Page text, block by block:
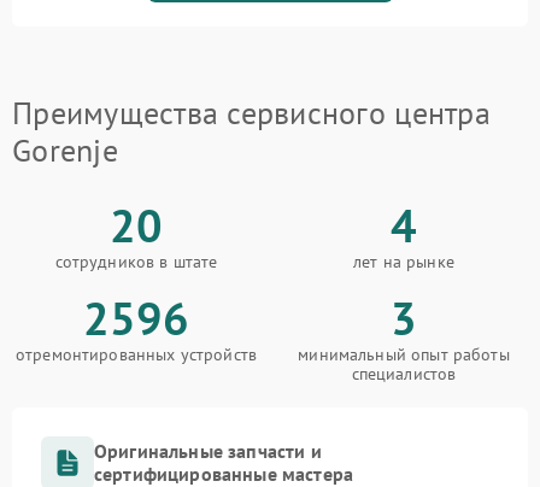
Преимущества сервисного центра
Gorenje
20
сотрудников в штате
4
лет на рынке
2596
отремонтированных устройств
3
минимальный опыт работы
специалистов
Оригинальные запчасти и
сертифицированные мастера